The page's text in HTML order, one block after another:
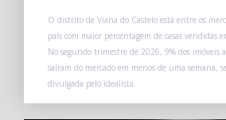
O distrito de Viana do Castelo está entre os
país com maior percentagem de casas vendidas
No segundo trimestre de 2026, 9% dos imóveis
saíram do mercado em menos de uma semana,
divulgada pelo idealista.